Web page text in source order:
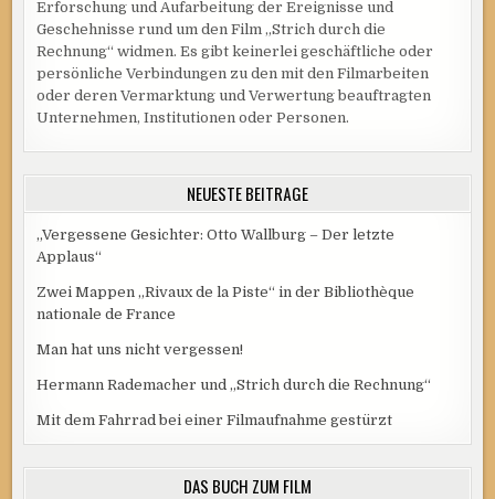
Erforschung und Aufarbeitung der Ereignisse und
Geschehnisse rund um den Film „Strich durch die
Rechnung“ widmen. Es gibt keinerlei geschäftliche oder
persönliche Verbindungen zu den mit den Filmarbeiten
oder deren Vermarktung und Verwertung beauftragten
Unternehmen, Institutionen oder Personen.
NEUESTE BEITRÄGE
„Vergessene Gesichter: Otto Wallburg – Der letzte
Applaus“
Zwei Mappen „Rivaux de la Piste“ in der Bibliothèque
nationale de France
Man hat uns nicht vergessen!
Hermann Rademacher und „Strich durch die Rechnung“
Mit dem Fahrrad bei einer Filmaufnahme gestürzt
DAS BUCH ZUM FILM